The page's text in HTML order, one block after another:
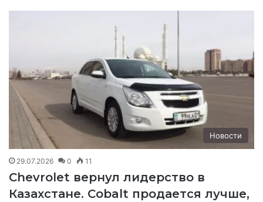
Новости
29.07.2026 0 11
Chevrolet вернул лидерство в
Казахстане. Cobalt продается лучше,